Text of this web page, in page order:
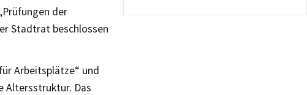
der
Stadtrat beschlossen
Arbeitsplätze“ und
Altersstruktur. Das